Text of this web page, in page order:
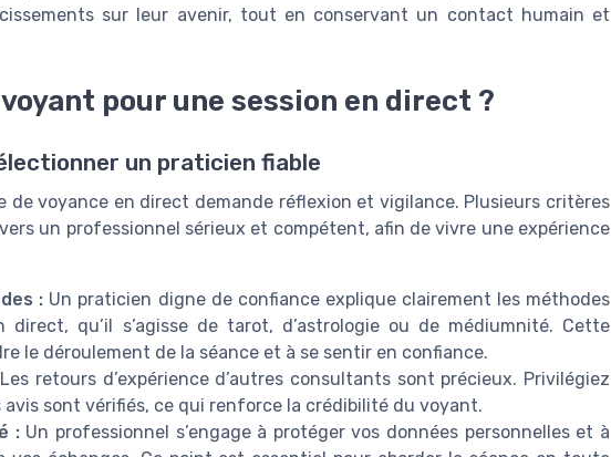
sur leur avenir, tout en conservant un contact humain et
pour une session en direct ?
un praticien fiable
de voyance en direct demande réflexion et vigilance. Plusieurs critères
un professionnel sérieux et compétent, afin de vivre une expérience
: Un praticien digne de confiance explique clairement les méthodes
direct, qu’il s’agisse de tarot, d’astrologie ou de médiumnité. Cette
le déroulement de la séance et à se sentir en confiance.
retours d’expérience d’autres consultants sont précieux. Privilégiez
sont vérifiés, ce qui renforce la crédibilité du voyant.
:Un professionnel s’engage à protéger vos données personnelles et à